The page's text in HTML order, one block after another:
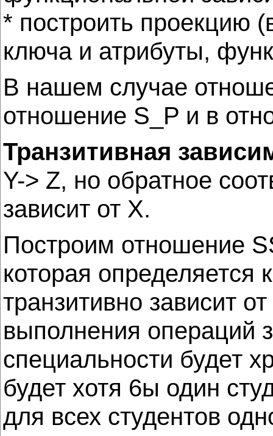
* построить проекцию
ключа и атрибуты,
В нашем случае
отношение S_P и в
Транзитивная
Y-> Z, но обратное
зависит от X.
Построим отношение
которая определяется
транзитивно зависит
выполнения операций
специальности будет
будет хотя 6ы один
для всех студентов